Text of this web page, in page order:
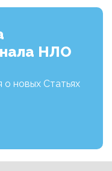
НЛО
о новых Статьях